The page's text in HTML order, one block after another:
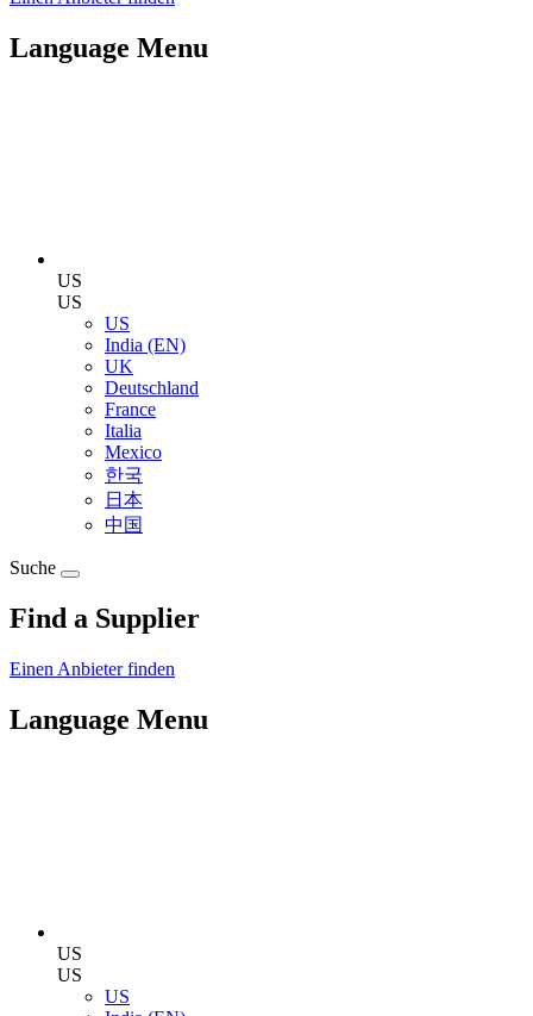
Language Menu
US
US
US
India (EN)
UK
Deutschland
France
Italia
Mexico
한국
日本
中国
Suche
Find a Supplier
Einen Anbieter finden
Language Menu
US
US
US